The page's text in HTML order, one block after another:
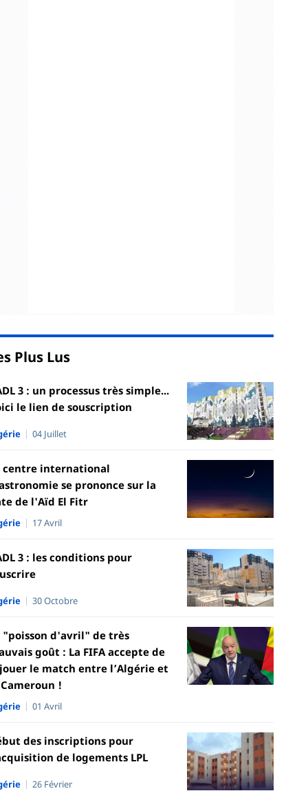
Plus Lus
3 : un processus très simple...
le lien de souscription
04 Juillet
centre international
se prononce sur la
de l'Aïd El Fitr
17 Avril
3 : les conditions pour
30 Octobre
"poisson d'avril" de très
goût : La FIFA accepte de
le match entre l’Algérie et
!
01 Avril
des inscriptions pour
de logements LPL
26 Février